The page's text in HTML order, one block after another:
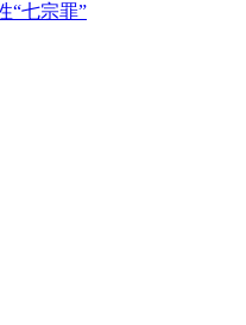
“七宗罪”